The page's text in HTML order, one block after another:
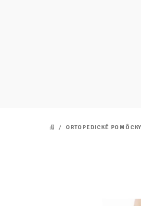
DOMOV
/ ORTOPEDICKÉ POMÔCKY